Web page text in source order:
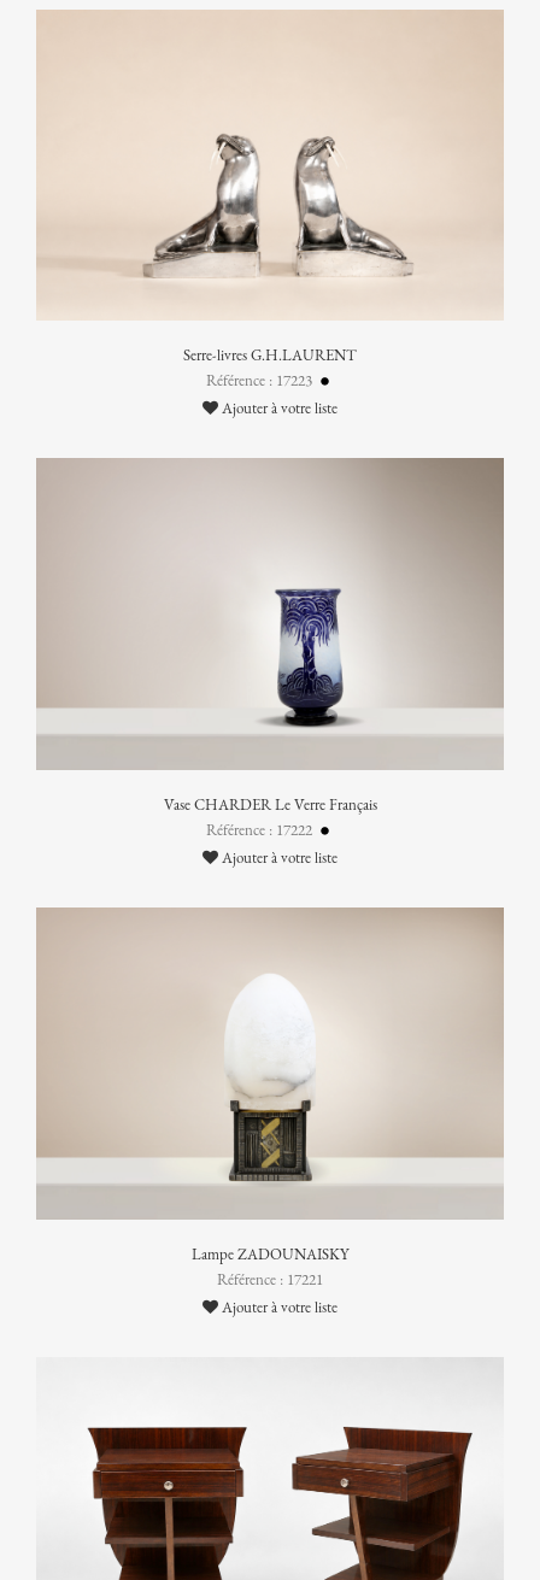
Serre-livres G.H.LAURENT
Référence : 17223
Ajouter à votre liste
Vase CHARDER Le Verre Français
Référence : 17222
Ajouter à votre liste
Lampe ZADOUNAISKY
Référence : 17221
Ajouter à votre liste